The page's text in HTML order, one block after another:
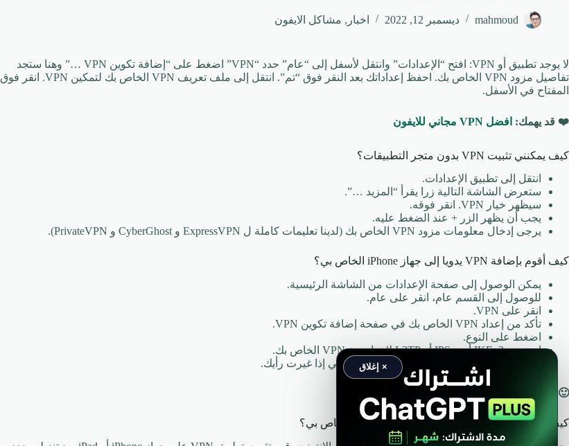
mahmoud ديسمبر 12, 2022 اخبار , مشاكل الايفون
لا يوجد تطبيق أو VPN: افتح “الإعدادات” وانتقل لأسفل إلى “عام” حدد “VPN” اضغط على “إضافة تكوين VPN …” وهنا ستجد
تفاصيل مزود VPN الخاص بك. احفظ إعداداتك بعد النقر فوق “تم”. انتقل إلى ملف تعريف VPN الخاص بك لتمكين VPN. انقر فوق
المفتاح في الأسفل.
❤️ قد يهمك: افضل VPN مجاني للايفون
كيف يمكنني تثبيت VPN بدون متجر التطبيقات؟
انتقل إلى تطبيق الإعدادات.
ستعرض الشاشة التالية زرا يقرأ “المزيد …”.
سيظهر خيار VPN. انقر فوقه.
يجب أن يظهر الزر + عند الضغط عليه.
يرجى إدخال معلومات مزود VPN الخاص بك (لدينا تعليمات كاملة ل ExpressVPN و CyberGhost و PrivateVPN).
كيف أقوم بإضافة VPN يدويا إلى جهاز iPhone الخاص بي؟
يمكن الوصول إلى صفحة الإعدادات من الشاشة الرئيسية.
للوصول إلى القسم عام، انقر على عام.
انقر على VPN.
تأكد من إعداد VPN الخاص بك في صفحة إضافة تكوين VPN.
اضغط على النوع.
استخدم IKEv2 أو IPSec أو L2TP لإعداد نوع VPN الخاص بك.
سيتيح لك خيار الإلغاء العودة إلى اختيارك الأصلي إذا غيرت رأيك.
🙂 اقرأ ايصا:
كيف يمكنني تنزيل تطبيق VPN على جهاز iPhone الخاص بي؟
× إغلاق